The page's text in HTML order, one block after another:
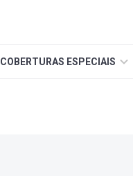
COBERTURAS ESPECIAIS